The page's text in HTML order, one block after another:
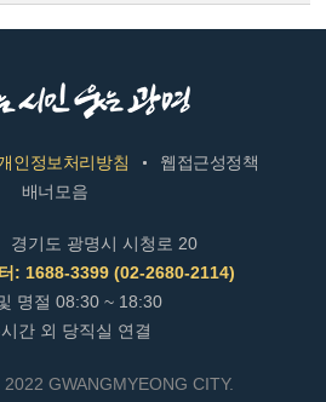
인정보처리방침
웹접근성정책
배너모음
경기도 광명시 시청로 20
: 1688-3399 (02-2680-2114)
명절 08:30 ~ 18:30
시간 외 당직실 연결
GWANGMYEONG CITY.